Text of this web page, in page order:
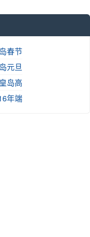
春节
元旦
岛高
年端